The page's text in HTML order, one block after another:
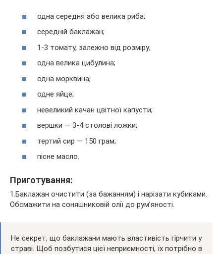
одна середня або велика риба;
середній баклажан;
1-3 томату, залежно від розміру;
одна велика цибулина;
одна морквина;
одне яйце;
невеликий качан цвітної капусти;
вершки — 3-4 столові ложки;
тертий сир — 150 грам;
пісне масло.
Приготування:
1.Баклажан очистити (за бажанням) і нарізати кубиками.
Обсмажити на соняшниковій олії до рум’яності.
Не секрет, що баклажани мають властивість гірчити у
страві. Щоб позбутися цієї неприємності, їх потрібно в